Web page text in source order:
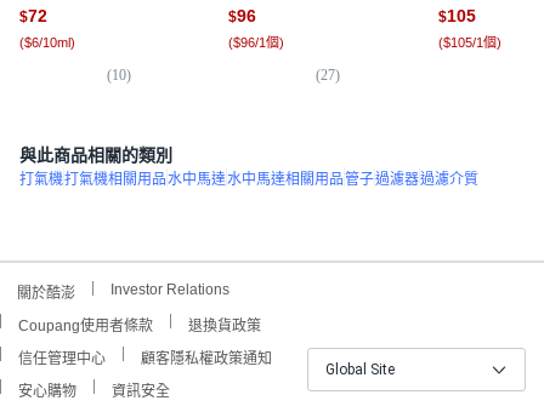
$72
($6/10ml)
(10)
$96
($96/1個)
(27)
$105
($105/1個)
與此商品相關的類別
打氣機打氣機相關用品水中馬達水中馬達相關用品管子過濾器過濾介質
關於酷澎 Investor Relations
Coupang使用者條款
退換貨政策
信任管理中心
顧客隱私權政策通知
安心購物
資訊安全
Global Site